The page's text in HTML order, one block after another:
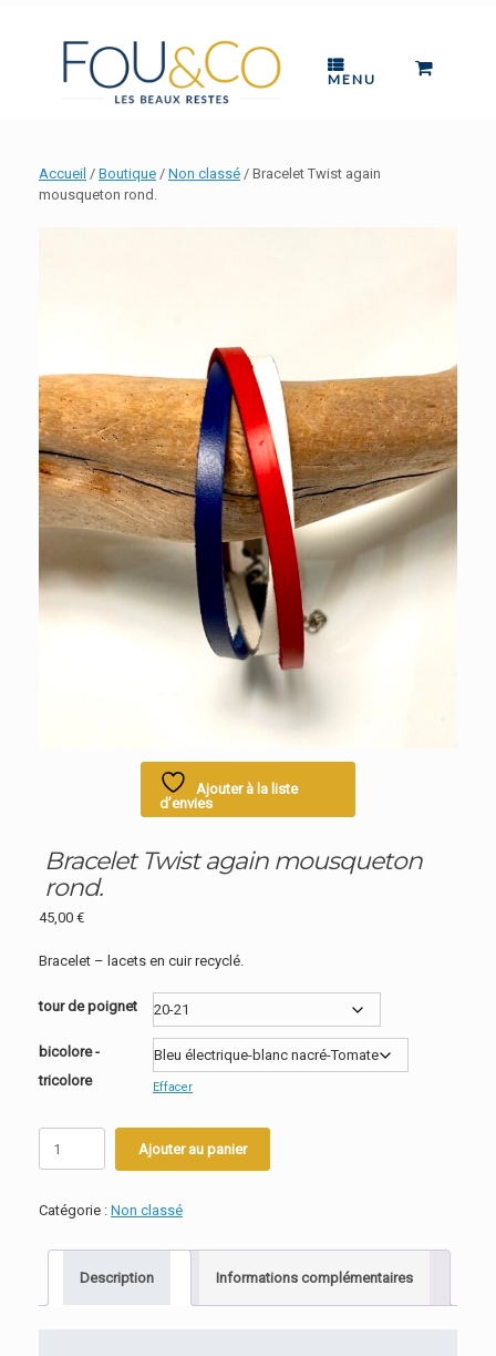
MENU
VIEW
Accueil / Boutique / Non classé / Bracelet Twist again
mousqueton rond.
Ajouter à la liste
d’envies
Bracelet Twist again mousqueton
rond.
45,00 €
Bracelet – lacets en cuir recyclé.
tour de poignet
bicolore -
tricolore
Effacer
Twist
again
Ajouter au panier
Catégorie : Non classé
Description Informations complémentaires